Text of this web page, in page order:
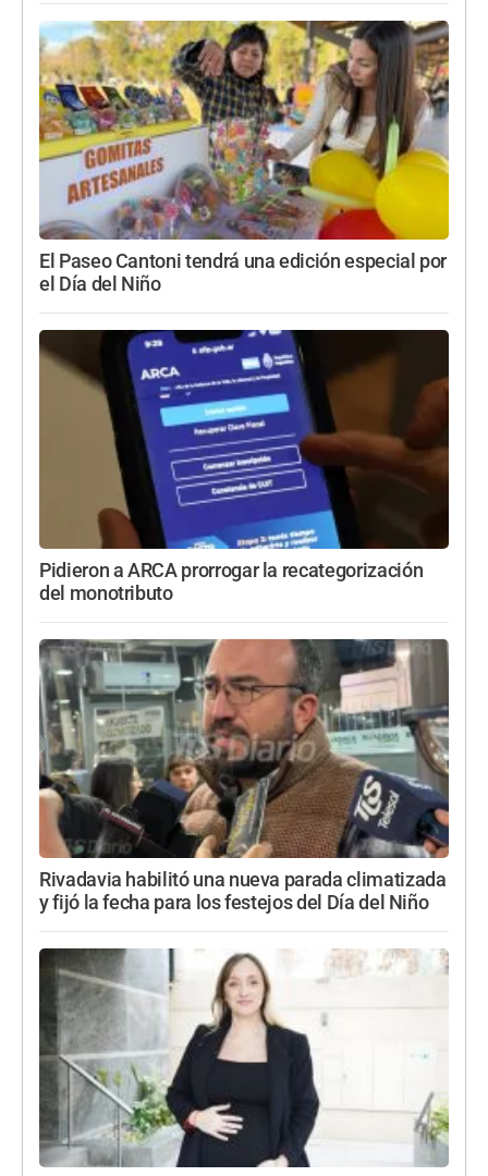
El Paseo Cantoni tendrá una edición especial por
el Día del Niño
Pidieron a ARCA prorrogar la recategorización
del monotributo
Rivadavia habilitó una nueva parada climatizada
y fijó la fecha para los festejos del Día del Niño